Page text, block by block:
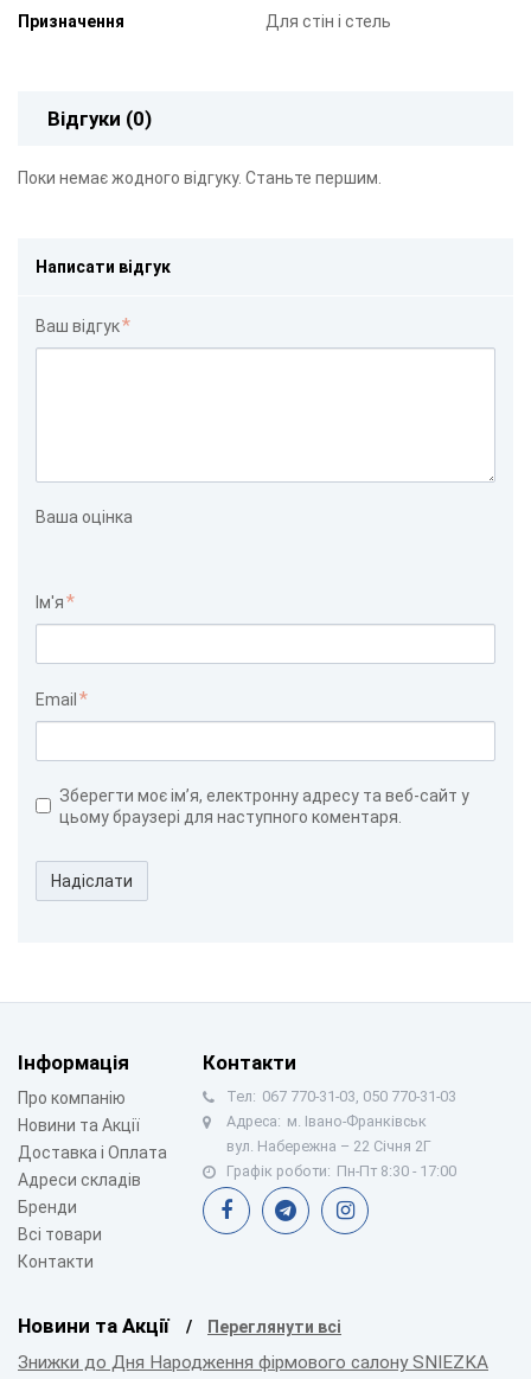
Призначення Для стін і стель
Відгуки (0)
Поки немає жодного відгуку. Станьте першим.
Написати відгук
Ваш відгук
Ваша оцінка
Ім'я
Email
Зберегти моє ім’я, електронну адресу та веб-сайт у
цьому браузері для наступного коментаря.
Надіслати
Інформація
Про компанію
Новини та Акції
Доставка і Оплата
Адреси складів
Бренди
Всі товари
Контакти
Контакти
Тел: 067 770-31-03, 050 770-31-03
Адреса: м. Івано-Франківськ
вул. Набережна – 22 Січня 2Г
Графік роботи: Пн-Пт 8:30 - 17:00
Новини та Акції Переглянути всі
Знижки до Дня Народження фірмового салону SNIEZKA